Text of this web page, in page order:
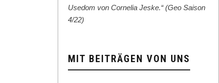
Use­dom von Cor­nelia Jeske.“ (Geo Sai­son
4/22)
MIT BEITRÄGEN VON UNS